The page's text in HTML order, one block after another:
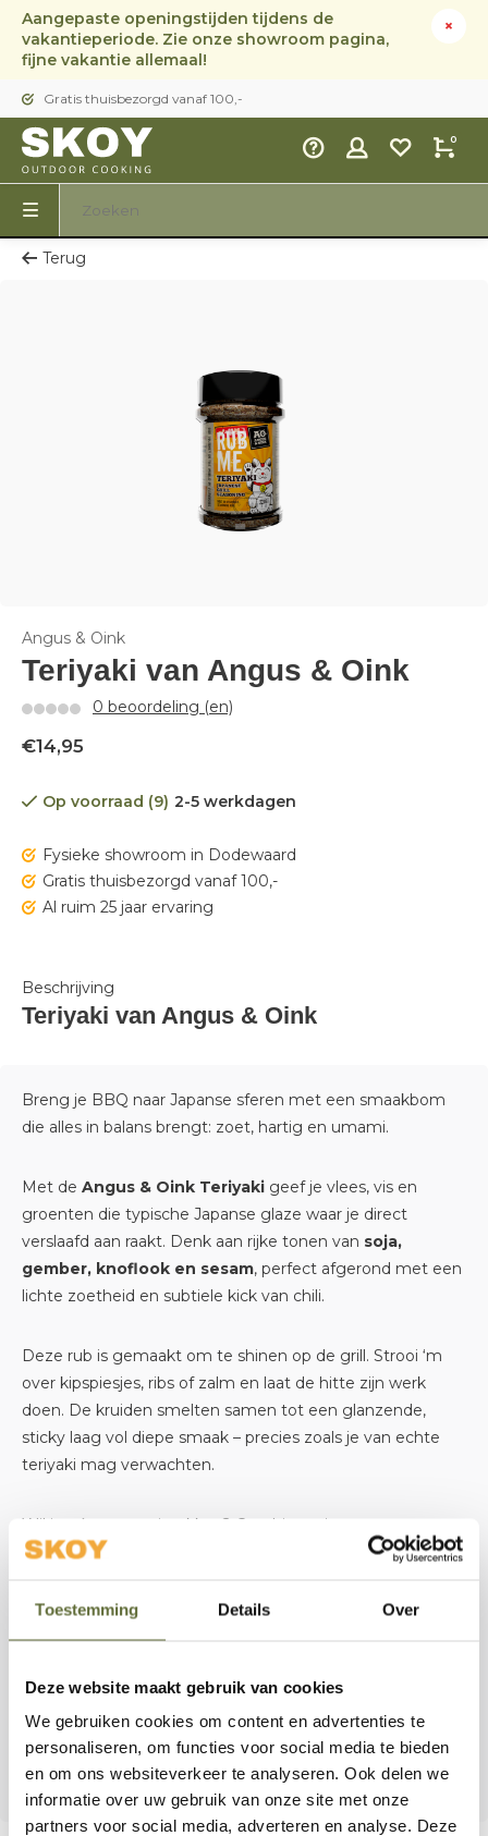
Toestemming Details Over
Deze website maakt gebruik van cookies
We gebruiken cookies om content en advertenties te
personaliseren, om functies voor social media te bieden
en om ons websiteverkeer te analyseren. Ook delen we
informatie over uw gebruik van onze site met onze
partners voor social media, adverteren en analyse. Deze
Aangepaste openingstijden tijdens de
vakantieperiode. Zie onze showroom pagina,
fijne vakantie allemaal!
Gratis thuisbezorgd vanaf 100,-
0
Terug
Angus & Oink
Teriyaki van Angus & Oink
0 beoordeling (en)
€14,95
Op voorraad (9) 2-5 werkdagen
Fysieke showroom in Dodewaard
Gratis thuisbezorgd vanaf 100,-
Al ruim 25 jaar ervaring
Beschrijving
Teriyaki van Angus & Oink
Breng je BBQ naar Japanse sferen met een smaakbom
die alles in balans brengt: zoet, hartig en umami.
Met de Angus & Oink Teriyaki geef je vlees, vis en
groenten die typische Japanse glaze waar je direct
verslaafd aan raakt. Denk aan rijke tonen van soja,
gember, knoflook en sesam, perfect afgerond met een
lichte zoetheid en subtiele kick van chili.
Deze rub is gemaakt om te shinen op de grill. Strooi ‘m
over kipspiesjes, ribs of zalm en laat de hitte zijn werk
doen. De kruiden smelten samen tot een glanzende,
sticky laag vol diepe smaak – precies zoals je van echte
teriyaki mag verwachten.
Wil je nóg meer uitpakken? Combineer ‘m met een
beetje honing en sojasaus voor een onweerstaanbare
Bij Skoy Outdoor Cooking houden we van smaken die je
de Japanse grill.
Zoet. Umami. Sticky. Dit is teriyaki op z’n best.